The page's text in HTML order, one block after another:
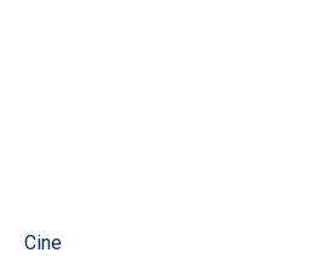
Cine